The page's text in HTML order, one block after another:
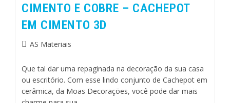
CIMENTO E COBRE – CACHEPOT
EM CIMENTO 3D
AS Materiais
Que tal dar uma repaginada na decoração da sua casa
ou escritório. Com esse lindo conjunto de Cachepot em
cerâmica, da Moas Decorações, você pode dar mais